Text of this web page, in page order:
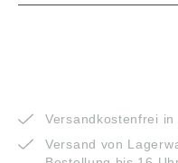
Versandkostenfrei
Versand von